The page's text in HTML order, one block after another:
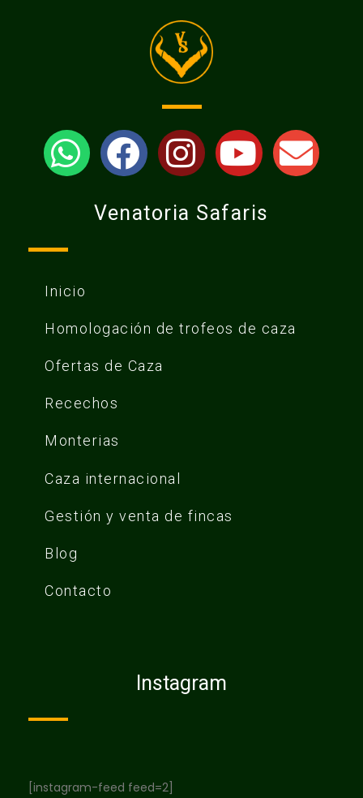
Venatoria Safaris
Inicio
Homologación de trofeos de caza
Ofertas de Caza
Recechos
Monterias
Caza internacional
Gestión y venta de fincas
Blog
Contacto
Instagram
[instagram-feed feed=2]